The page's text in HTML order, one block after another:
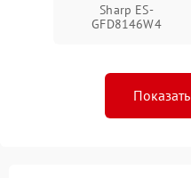
Sharp ES-
GFD8146W4